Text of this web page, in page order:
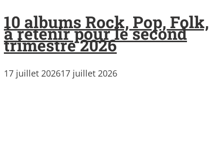
10 albums Rock, Pop, Folk,
à retenir pour le second
trimestre 2026
17 juillet 202617 juillet 2026